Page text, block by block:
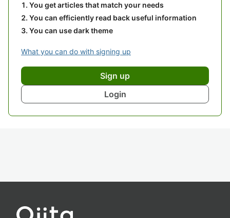
You get articles that match your needs
You can efficiently read back useful information
You can use dark theme
What you can do with signing up
Sign up
Login